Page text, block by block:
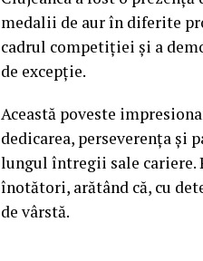
medalii de aur în diferite
cadrul competiției și a
de excepție.
Această poveste
dedicarea, perseverența și
lungul întregii sale cariere.
înotători, arătând că, cu
de vârstă.